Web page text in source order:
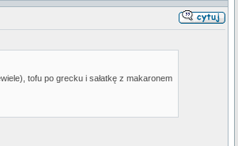
tofu po grecku i sałatkę z makaronem